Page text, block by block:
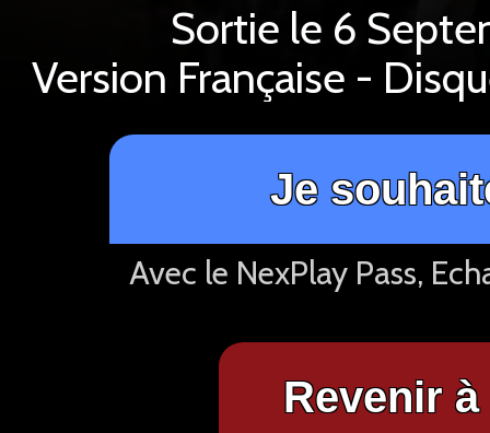
Sortie le 6
Version Française -
Je
Avec le NexPlay Pass,
Revenir